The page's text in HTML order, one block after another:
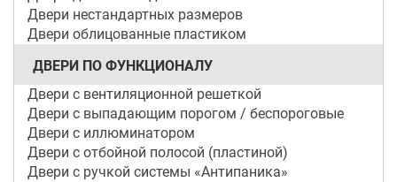
Двери нестандартных размеров
Двери облицованные пластиком
ДВЕРИ ПО ФУНКЦИОНАЛУ
Двери с вентиляционной решеткой
Двери с выпадающим порогом / беспороговые
Двери с иллюминатором
Двери с отбойной полосой (пластиной)
Двери с ручкой системы «Антипаника»